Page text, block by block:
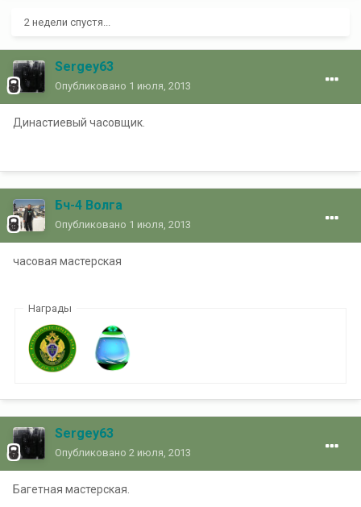
2 недели спустя...
Sergey63
Опубликовано 1 июля, 2013
Династиевый часовщик.
Бч-4 Волга
Опубликовано 1 июля, 2013
часовая мастерская
Награды
Sergey63
Опубликовано 2 июля, 2013
Багетная мастерская.